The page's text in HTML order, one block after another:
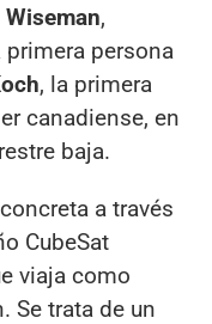
Wiseman,
primera persona
, la primera
canadiense, en
baja.
a través
CubeSat
viaja como
Se trata de un